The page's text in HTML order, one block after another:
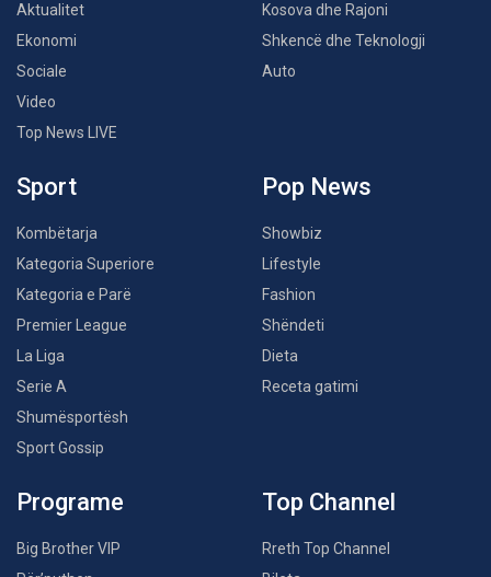
Aktualitet
Ekonomi
Sociale
Video
Top News LIVE
Kosova dhe Rajoni
Shkencë dhe Teknologji
Auto
Sport
Kombëtarja
Kategoria Superiore
Kategoria e Parë
Premier League
La Liga
Serie A
Shumësportësh
Sport Gossip
Pop News
Showbiz
Lifestyle
Fashion
Shëndeti
Dieta
Receta gatimi
Programe
Big Brother VIP
Top Channel
Rreth Top Channel